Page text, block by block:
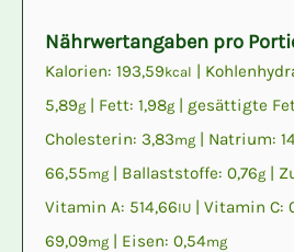
Nährwertangaben pro
Kalorien: 193,59kcal |
5,89g | Fett: 1,98g | gesättigte
Cholesterin: 3,83mg | Natrium:
66,55mg | Ballaststoffe: 0,76g |
Vitamin A: 514,66IU | Vitamin C:
69,09mg | Eisen: 0,54mg